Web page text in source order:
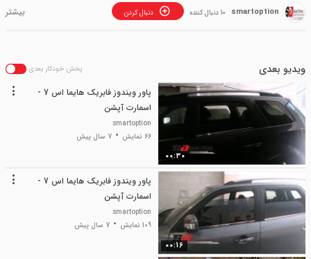
smartoption دنبال کردن 10 دنبال کننده
ویدیو بعدی پخش خودکار بعدی
00:30
پاور ویندوز فابریک هایما اس 7 -
اسمارت آپشن
smartoption
66 نمایش
7 سال پیش
00:16
پاور ویندوز فابریک هایما اس 7 -
اسمارت آپشن
smartoption
109 نمایش
7 سال پیش